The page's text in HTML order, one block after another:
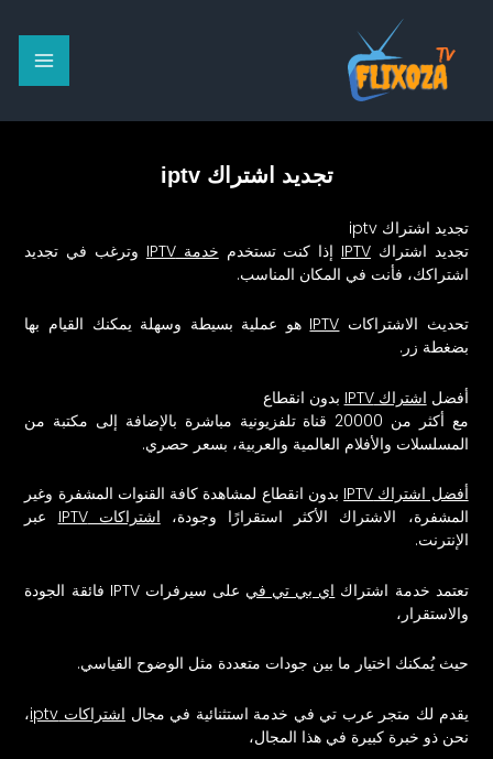
المحتوى
تجديد اشتراك iptv
تجديد اشتراك iptv
تجديد اشتراكIPTV إذا كنت تستخدم خدمة IPTV
وترغب في تجديد
اشتراكك، فأنت في المكان المناسب.
تحديث الاشتراكات IPTV هو عملية بسيطة وسهلة يمكنك القيام بها
بضغطة زر.
أفضل اشتراك IPTV
بدون انقطاع
مع أكثر من 20000 قناة تلفزيونية مباشرة بالإضافة إلى مكتبة من
المسلسلات والأفلام العالمية والعربية، بسعر حصري.
أفضل اشتراك IPTV
بدون انقطاع لمشاهدة كافة القنوات المشفرة وغير
المشفرة، الاشتراك الأكثر استقرارًا وجودة، اشتراكات IPTV
عبر
الإنترنت.
تعتمد خدمة اشتراك اي بي تي في
على سيرفرات IPTV فائقة الجودة
والاستقرار،
حيث يُمكنك اختيار ما بين جودات متعددة مثل الوضوح القياسي.
يقدم لك متجر عرب تي في خدمة استثنائية في مجال اشتراكات iptv
،
نحن ذو خبرة كبيرة في هذا المجال،